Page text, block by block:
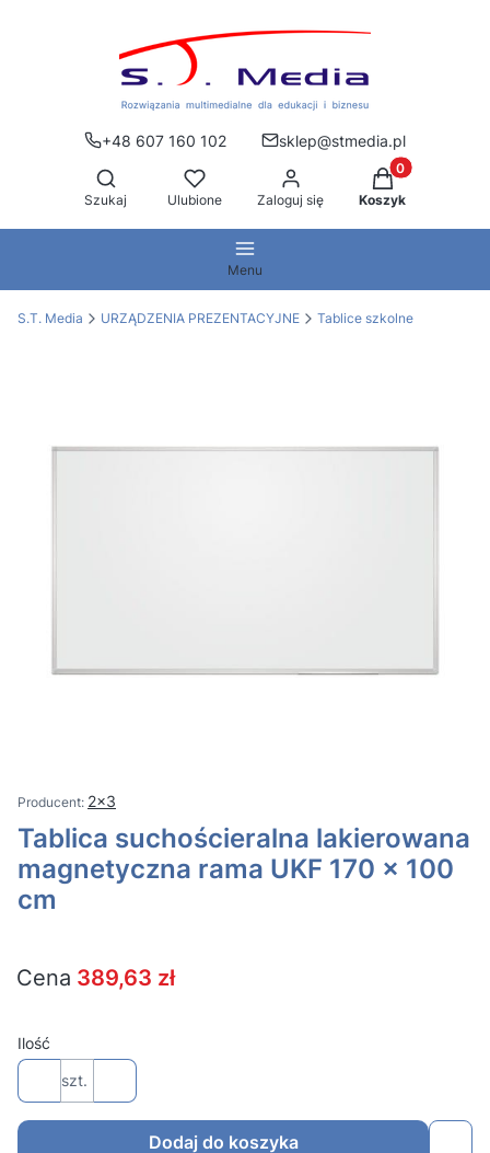
+48 607 160 102
sklep@stmedia.pl
Otwórz wyszukiwarkę
Szukaj Ulubione Zaloguj się
Produkty w
Koszyk
Menu
S.T. Media URZĄDZENIA PREZENTACYJNE Tablice szkolne
2x3
Tablica suchościeralna lakierowana
magnetyczna rama UKF 170 x 100
cm
Cena 389,63 zł
Ilość
szt.
Dodaj do koszyka